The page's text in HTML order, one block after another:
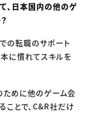
日本国内の他のゲ
の転職のサポート
に慣れてスキルを
ために他のゲーム会
ことで、C&R社だけ